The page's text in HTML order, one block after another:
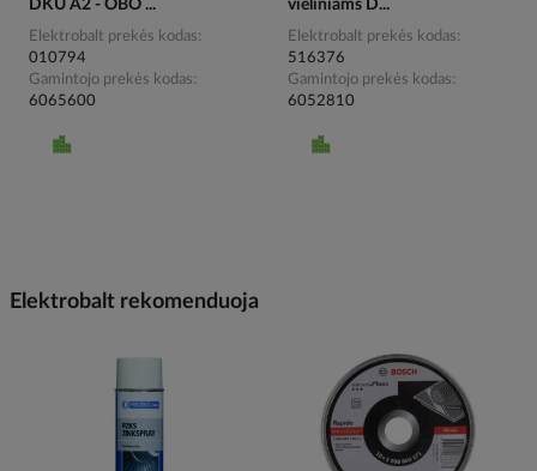
DKU A2 - OBO ...
Elektrobalt prekės kodas
010794
Gamintojo prekės kodas
6065600
vieliniams D...
Elektrobalt prekės kodas
516376
Gamintojo prekės kodas
6052810
Elektrobalt rekomenduoja